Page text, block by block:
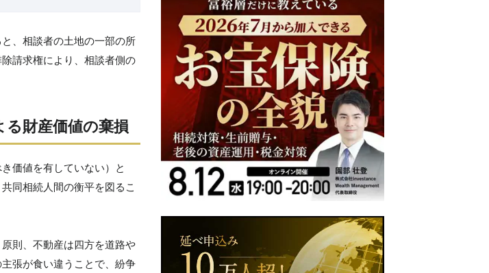
、相談者の土地の一部の所
請求権により、相談者側の
る財産価値の棄損
価値を有していない）と
同相続人間の衡平を図るこ
則、不動産は四方を道路や
張が食い違うことで、紛争